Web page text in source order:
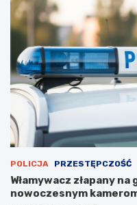
POLICJA PRZESTĘPCZOŚĆ
Włamywacz złapany
nowoczesnym